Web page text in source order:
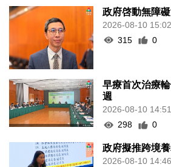
政府啓動無障
2026-08-10 15:02
315
0
早療首次治療
週
2026-08-10 14:51
298
0
政府擬推跨境
2026-08-10 14:46